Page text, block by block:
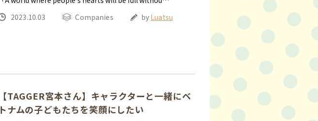
2023.10.03
Companies by Luatsu
【TAGGER宮本さん】キャラクターと一緒にベ
トナムの子どもたちを笑顔にしたい